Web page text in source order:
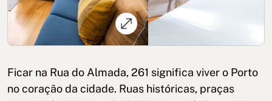
Política de Privacidade nas Redes Sociais
Ficar na Rua do Almada, 261 significa viver o Porto
no coração da cidade. Ruas históricas, praças